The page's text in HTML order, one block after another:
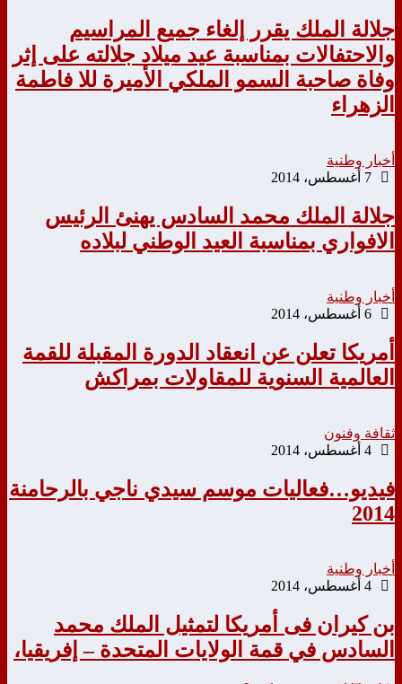
جلالة الملك يقرر إلغاء جميع المراسيم
والاحتفالات بمناسبة عيد ميلاد جلالته على إثر
وفاة صاحبة السمو الملكي الأميرة للا فاطمة
الزهراء
أخبار وطنية
7 أغسطس، 2014
جلالة الملك محمد السادس يهنئ الرئيس
الافواري بمناسبة العيد الوطني لبلاده
أخبار وطنية
6 أغسطس، 2014
أمريكا تعلن عن انعقاد الدورة المقبلة للقمة
العالمية السنوية للمقاولات بمراكش
ثقافة وفنون
4 أغسطس، 2014
فيديو…فعاليات موسم سيدي ناجي بالرحامنة
2014
أخبار وطنية
4 أغسطس، 2014
بن كيران فى أمريكا لتمثيل الملك محمد
السادس في قمة الولايات المتحدة – إفريقيا،